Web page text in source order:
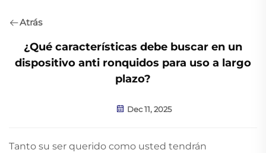
Atrás
¿Qué características debe buscar en un
dispositivo anti ronquidos para uso a largo
plazo?
Dec 11, 2025
Tanto su ser querido como usted tendrán